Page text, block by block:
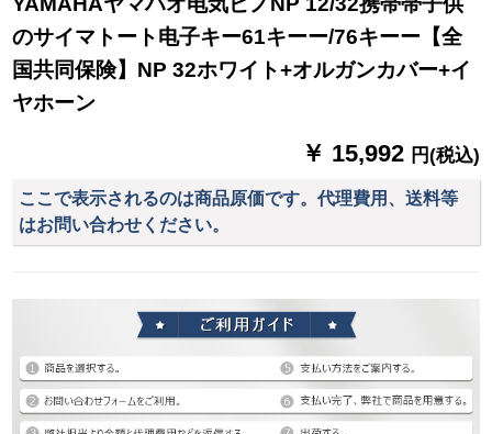
のサイマトート电子キー61キーー/76キーー【全
国共同保険】NP 32ホワイト+オルガンカバー+イ
ヤホーン
￥ 15,992 円(税込)
ここで表示されるのは商品原価です。代理費用、送料等
はお問い合わせください。